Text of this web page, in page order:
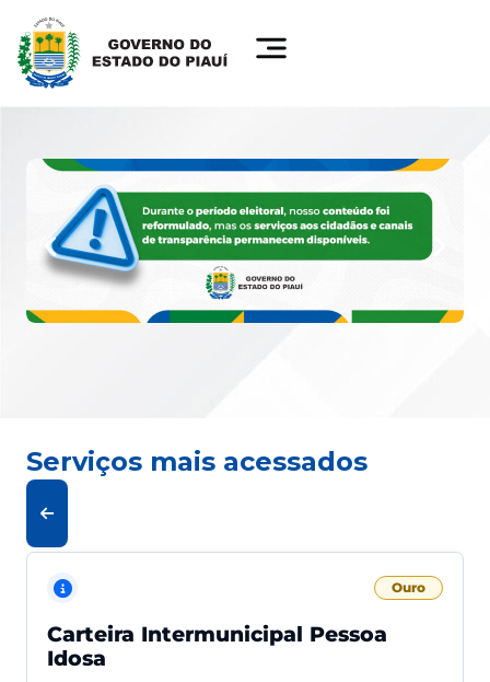
Serviços mais acessados
Ouro
Carteira Intermunicipal Pessoa
Idosa